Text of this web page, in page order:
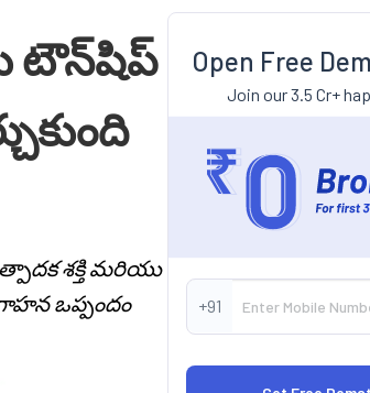
టౌన్‌షిప్
శక్తి మరియు
ఒప్పందం
Open Free
Join our 3.5 Cr+
+91